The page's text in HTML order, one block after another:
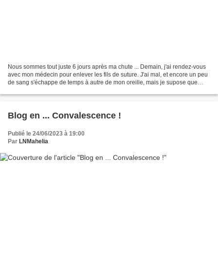
Nous sommes tout juste 6 jours après ma chute ... Demain, j'ai rendez-vous
avec mon médecin pour enlever les fils de suture. J'ai mal, et encore un peu
de sang s'échappe de temps à autre de mon oreille, mais je supose que
Blog en ... Convalescence !
Publié le 24/06/2023 à 19:00
Par LNMahelia